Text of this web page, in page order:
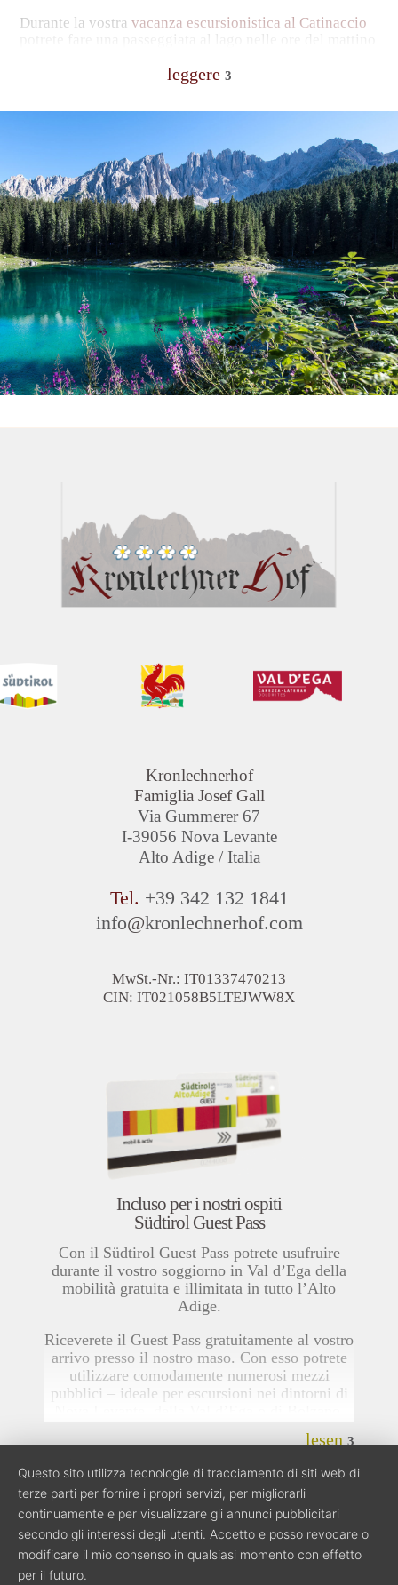
Durante la vostravacanza escursionistica al Catinaccio
potrete fare una passeggiata al lago nelle ore del mattino
quando nell’acqua cristallina si riflettono le cime dei
sulle rive del Lago di Carezza
potrete conoscere tutto sulla flora e fauna delle Dolomiti
e immergervi nellamondo dei miti e delle leggende. Da
sempre i picchi caratteristici del Catinaccio hanno
ispirato numerose leggende, di cui la più famosa è la
leggenda di Re Laurino.
leggere 3
Kronlechnerhof
Famiglia Josef Gall
Via Gummerer 67
I-39056 Nova Levante
Alto Adige / Italia
Tel. +39 342 132 1841
info@kronlechnerhof.com
MwSt.-Nr.: IT01337470213
CIN: IT021058B5LTEJWW8X
Incluso per i nostri ospiti
Südtirol Guest Pass
Con il Südtirol Guest Pass potrete usufruire
durante il vostro soggiorno in Val d’Ega della
mobilità gratuita e illimitata in tutto l’Alto
Adige.
Riceverete il Guest Pass gratuitamente al vostro
arrivo presso il nostro maso. Con esso potrete
utilizzare comodamente numerosi mezzi
pubblici – ideale per escursioni nei dintorni di
Su richiesta, saremo lieti di venirvi a prendere e
vicina per il vostro arrivo e la vostra partenza.
Leggi i dettagli…
lesen 3
Come arrivare/mappa
Eventi
Questo sito utilizza tecnologie di tracciamento di siti web di
terze parti per fornire i propri servizi, per migliorarli
continuamente e per visualizzare gli annunci pubblicitari
secondo gli interessi degli utenti. Accetto e posso revocare o
modificare il mio consenso in qualsiasi momento con effetto
per il futuro.